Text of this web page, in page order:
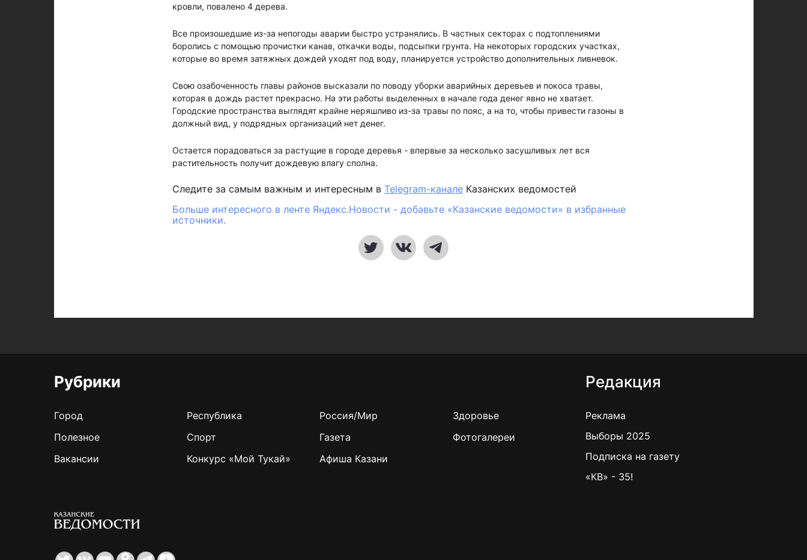
кровли, повалено 4 дерева.
Все произошедшие из-за непогоды аварии быстро устранялись. В частных секторах с подтоплениями
боролись с помощью прочистки канав, откачки воды, подсыпки грунта. На некоторых городских участках,
которые во время затяжных дождей уходят под воду, планируется устройство дополнительных ливневок.
Свою озабоченность главы районов высказали по поводу уборки аварийных деревьев и покоса травы,
которая в дождь растет прекрасно. На эти работы выделенных в начале года денег явно не хватает.
Городские пространства выглядят крайне неряшливо из-за травы по пояс, а на то, чтобы привести газоны в
должный вид, у подрядных организаций нет денег.
Остается порадоваться за растущие в городе деревья - впервые за несколько засушливых лет вся
растительность получит дождевую влагу сполна.
Следите за самым важным и интересным в Telegram-канале Казанских ведомостей
Больше интересного в ленте Яндекс.Новости - добавьте «Казанские ведомости» в избранные
источники.
Рубрики
Город Республика Россия/Мир
Здоровье
Полезное
Спорт Газета
Фотогалереи
Вакансии
Конкурс «Мой Тукай» Афиша Казани
Редакция
Реклама
Выборы 2025
Подписка на газету
«КВ» - 35!